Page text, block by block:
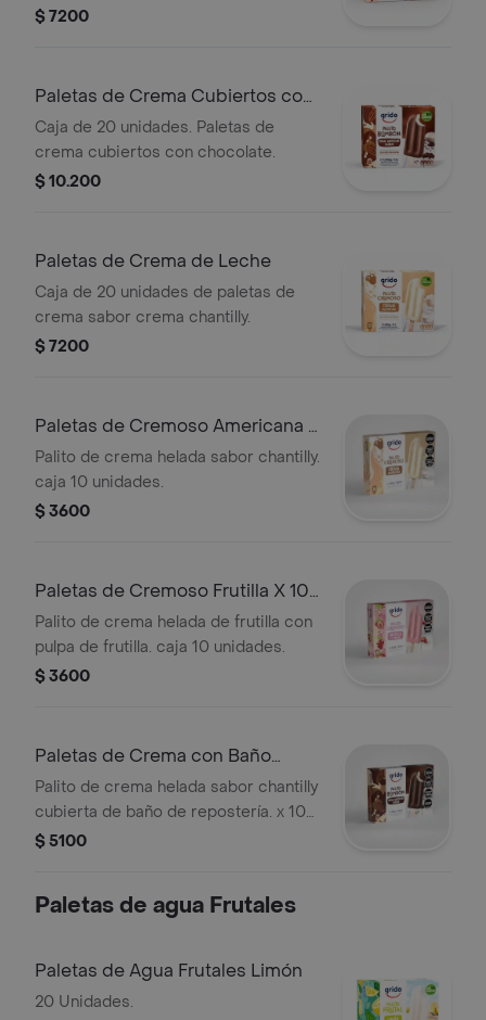
$ 7200
Paletas de Crema Cubiertos con
Chocolate
Caja de 20 unidades. Paletas de
crema cubiertos con chocolate.
$ 10.200
Paletas de Crema de Leche
Caja de 20 unidades de paletas de
crema sabor crema chantilly.
$ 7200
Paletas de Cremoso Americana X
10 Unid
Palito de crema helada sabor chantilly.
caja 10 unidades.
$ 3600
Paletas de Cremoso Frutilla X 10
Unid
Palito de crema helada de frutilla con
pulpa de frutilla. caja 10 unidades.
$ 3600
Paletas de Crema con Baño
Choc 10 Unid
Palito de crema helada sabor chantilly
cubierta de baño de repostería. x 10
unid.
$ 5100
Paletas de agua Frutales
Paletas de Agua Frutales Limón
20 Unidades.